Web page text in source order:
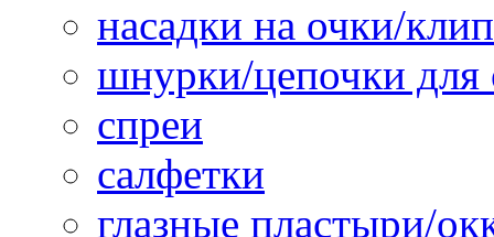
насадки на очки/
шнурки/цепочки для
спреи
салфетки
глазные пластыри/